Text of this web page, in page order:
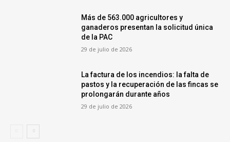
Más de 563.000 agricultores y
ganaderos presentan la solicitud única
de la PAC
29 de julio de 2026
La factura de los incendios: la falta de
pastos y la recuperación de las fincas se
prolongarán durante años
29 de julio de 2026